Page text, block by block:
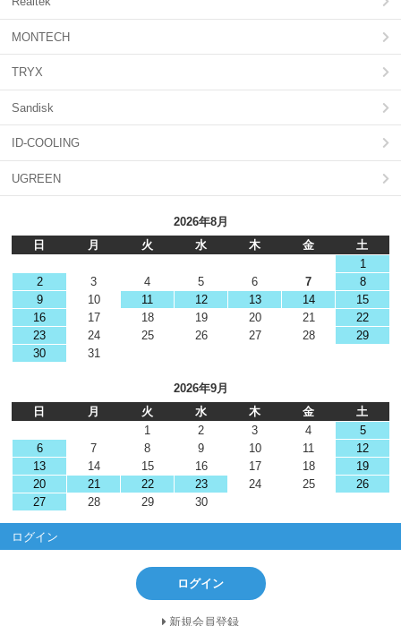
MONTECH
TRYX
Sandisk
ID-COOLING
UGREEN
2026年8月
日
月 火 水 木 金
土
1
2
3 4 5 6 7
8
9
10 11 12 13 14
15
16
17 18 19 20 21
22
23
24 25 26 27 28
29
30
31
2026年9月
日
月 火 水 木 金
土
1
2 3 4
5
6
7 8 9 10 11
12
13
14 15 16 17 18
19
20
21 22 23 24 25
26
27
28 29 30
ログイン
ログイン
新規会員登録